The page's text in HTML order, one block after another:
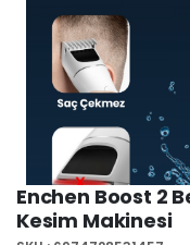
Enchen Boost 2
Kesim Makinesi